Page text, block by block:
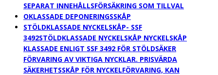
SEPARAT INNEHÅLLSFÖRSÄKRING SOM TILLVAL
OKLASSADE DEPONERINGSSKÅP
STÖLDKLASSADE NYCKELSKÅP- SSF
3492STÖLDKLASSADE NYCKELSKÅP NYCKELSKÅP
KLASSADE ENLIGT SSF 3492 FÖR STÖLDSÄKER
FÖRVARING AV VIKTIGA NYCKLAR. PRISVÄRDA
SÄKERHETSSKÅP FÖR NYCKELFÖRVARING, KAN